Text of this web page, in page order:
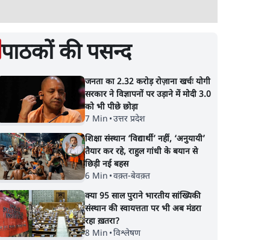
पाठकों की पसन्द
जनता का 2.32 करोड़ रोज़ाना खर्चः योगी
सरकार ने विज्ञापनों पर उड़ाने में मोदी 3.0
को भी पीछे छोड़ा
7 Min •उत्तर प्रदेश
शिक्षा संस्थान ‘विद्यार्थी’ नहीं, ‘अनुयायी’
तैयार कर रहे, राहुल गांधी के बयान से
छिड़ी नई बहस
6 Min •वक़्त-बेवक़्त
क्या 95 साल पुराने भारतीय सांख्यिकी
संस्थान की स्वायत्तता पर भी अब मंडरा
रहा ख़तरा?
8 Min •विश्लेषण